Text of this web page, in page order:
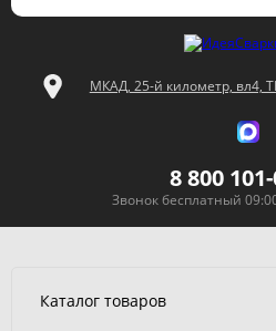
МКАД, 25-й километр, вл4,
8 800
Звонок бесплатный
Каталог товаров